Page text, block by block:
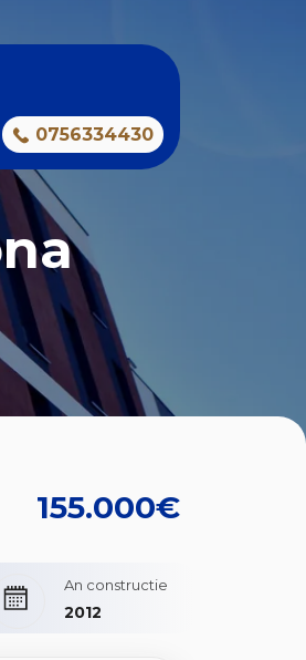
0756334430
155.000€
An constructie
2012